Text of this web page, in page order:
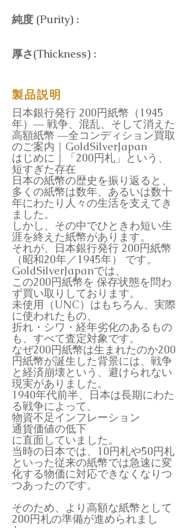
純度 (Purity) :
厚さ(Thickness) :
製品説明
日本銀行発行 200円紙幣（1945
年）― 戦争、混乱、そして消えた
高額紙幣 ―全コンディション買取
のご案内｜GoldSilverJapan
はじめに｜「200円札」という、
短すぎた存在
日本の紙幣の歴史を振り返ると、
多くの紙幣は数年、あるいは数十
年にわたり人々の生活を支えてき
ました。
しかし、その中でひときわ短い生
涯を終えた紙幣があります。
それが、日本銀行発行 200円紙幣
（昭和20年／1945年） です。
GoldSilverJapanでは、
この200円紙幣を 保存状態を問わ
ず買い取りしております。
未使用（UNC）はもちろん、実際
に使われたもの、
折れ・シワ・経年劣化のあるもの
も、すべて査定対象です。
なぜ200円紙幣は生まれたのか200
円紙幣が誕生した背景には、戦争
と経済崩壊という、避けられない
現実がありました。
1940年代前半、日本は長期にわた
る戦争によって、
物資不足インフレーション
通貨価値の低下
に直面していました。
当時の日本では、10円札や50円札
といった従来の紙幣では急速に変
化する物価に対応できなくなりつ
つあったのです。
そのため、より高額な紙幣として
200円札の準備が進められまし